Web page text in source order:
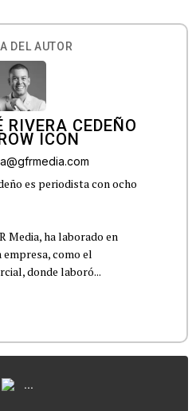
DEL AUTOR
CEDEÑO
es periodista con ocho
Media, ha laborado en
como el
donde laboró...
...